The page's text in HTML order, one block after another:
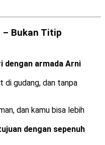
Bukan Titip
dengan armada Arni
di gudang, dan tanpa
dan kamu bisa lebih
dengan sepenuh